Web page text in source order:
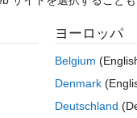
または回答するには再度
ヨーロッパ
Belgium
Denmark
Deutschland